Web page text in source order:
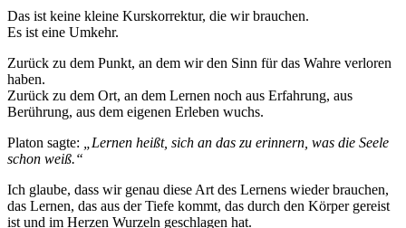
Das ist keine kleine Kurskorrektur, die wir brauchen.
Es ist eine Umkehr.
Zurück zu dem Punkt, an dem wir den Sinn für das Wahre verloren
haben.
Zurück zu dem Ort, an dem Lernen noch aus Erfahrung, aus
Berührung, aus dem eigenen Erleben wuchs.
Platon sagte:
„Lernen heißt, sich an das zu erinnern, was die Seele
schon weiß.“
Ich glaube, dass wir genau diese Art des Lernens wieder brauchen,
das Lernen, das aus der Tiefe kommt, das durch den Körper gereist
ist und im Herzen Wurzeln geschlagen hat.